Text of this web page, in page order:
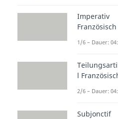
Indirekte
ebenfalls
stummen
Person
Imperativ
Französisch
1/6 – Dauer:
l
2/6 – Dauer:
Subjonctif